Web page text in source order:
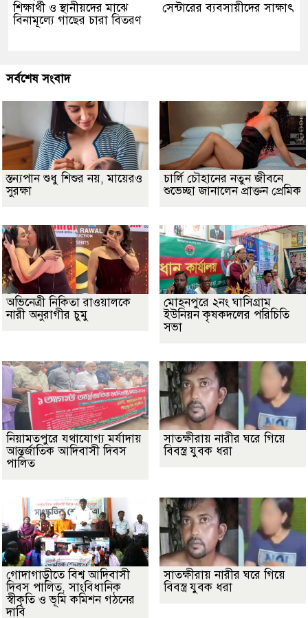
শিক্ষার্থী ও স্থানীয়দের মাঝে
বিনামূল্যে গাছের চারা বিতরণ
সেন্টারের ব্যবসায়ীদের সাক্ষাৎ
সর্বশেষ সংবাদ
স্তন্যপান শুধু শিশুর নয়, মায়েরও
সুরক্ষা
চার্লি চৌহানের নতুন জীবনে
শুভেচ্ছা জানালেন প্রাক্তন প্রেমিক
অভিনেত্রী নিকিতা রাওয়ালকে
নারী অনুরাগীর চুমু
মোহনপুরে ২নং ঘাসিগ্রাম
ইউনিয়ন কৃষকদলের পরিচিতি
সভা
নিয়ামতপুরে যথাযোগ্য মর্যাদায়
আন্তর্জাতিক আদিবাসী দিবস
পালিত
সাতক্ষীরায় নারীর ঘরে গিয়ে
বিবস্ত্র যুবক ধরা
গোদাগাড়ীতে বিশ্ব আদিবাসী
দিবস পালিত, সাংবিধানিক
স্বীকৃতি ও ভূমি কমিশন গঠনের
দাবি
সাতক্ষীরায় নারীর ঘরে গিয়ে
বিবস্ত্র যুবক ধরা